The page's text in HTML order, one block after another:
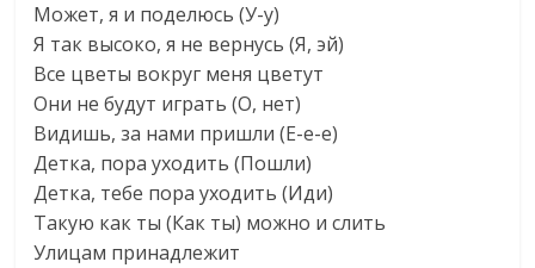
Может, я и поделюсь (У-у)
Я так высоко, я не вернусь (Я, эй)
Все цветы вокруг меня цветут
Они не будут играть (О, нет)
Видишь, за нами пришли (Е-е-е)
Детка, пора уходить (Пошли)
Детка, тебе пора уходить (Иди)
Такую как ты (Как ты) можно и слить
Улицам принадлежит